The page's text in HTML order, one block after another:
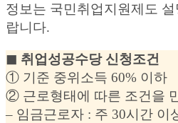
정보는 국민취업지원제도
랍니다.
◼︎ 취업성공수당 신청조건
① 기준 중위소득 60% 이하
② 근로형태에 따른 조건을
– 임금근로자 : 주 30시간 이